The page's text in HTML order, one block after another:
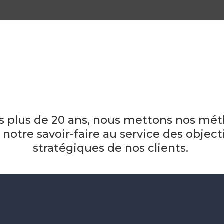
plus de 20 ans, nous mettons nos
savoir-faire au service des
stratégiques de nos clients.